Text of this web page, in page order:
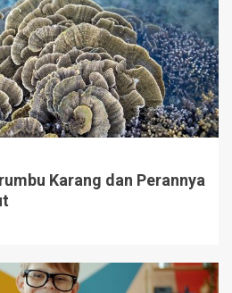
Karang dan Perannya